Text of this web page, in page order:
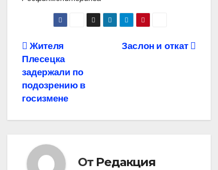
Навигация
по
записям
Заслон и откат
Жителя
Плесецка
задержали по
подозрению в
госизмене
От Редакция